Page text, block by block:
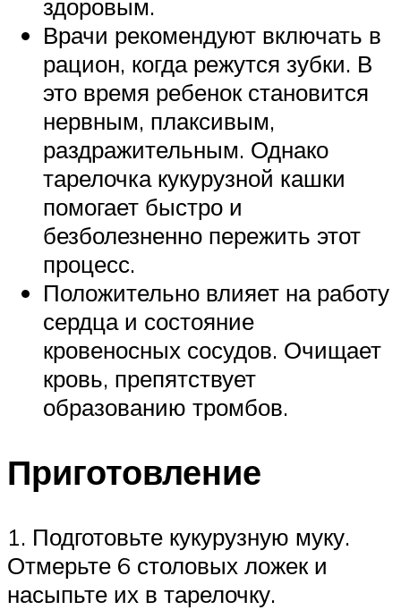
здоровым.
Врачи рекомендуют включать в
рацион, когда режутся зубки. В
это время ребенок становится
нервным, плаксивым,
раздражительным. Однако
тарелочка кукурузной кашки
помогает быстро и
безболезненно пережить этот
процесс.
Положительно влияет на работу
сердца и состояние
кровеносных сосудов. Очищает
кровь, препятствует
образованию тромбов.
Приготовление
1. Подготовьте кукурузную муку.
Отмерьте 6 столовых ложек и
насыпьте их в тарелочку.